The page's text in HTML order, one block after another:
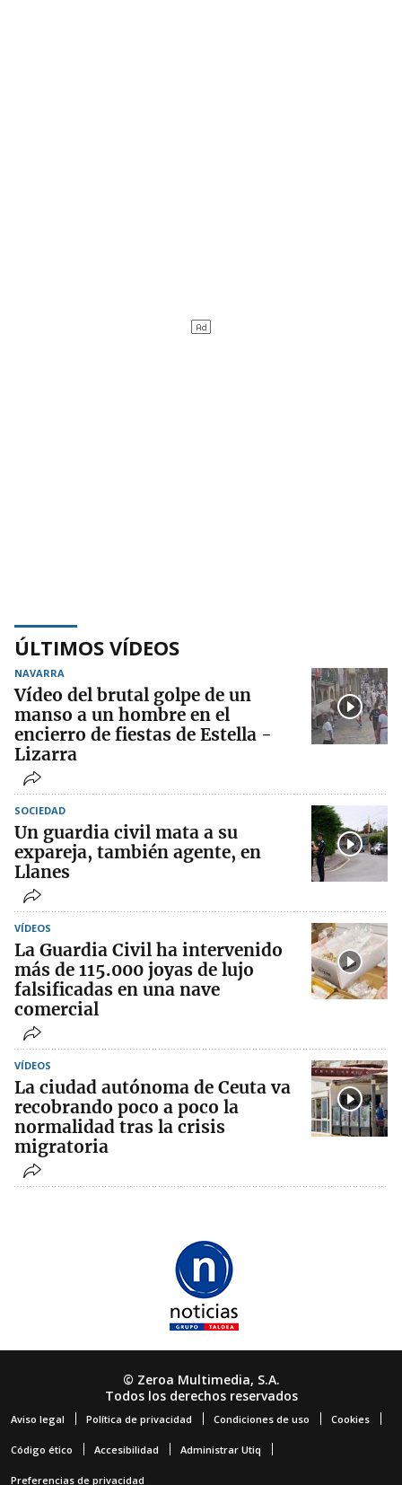
ÚLTIMOS VÍDEOS
NAVARRA
Vídeo del brutal golpe de un
manso a un hombre en el
encierro de fiestas de Estella -
Lizarra
SOCIEDAD
Un guardia civil mata a su
expareja, también agente, en
Llanes
VÍDEOS
La Guardia Civil ha intervenido
más de 115.000 joyas de lujo
falsificadas en una nave
comercial
VÍDEOS
La ciudad autónoma de Ceuta va
recobrando poco a poco la
normalidad tras la crisis
migratoria
© Zeroa Multimedia, S.A.
Todos los derechos reservados
Aviso legal Política de privacidad Condiciones de uso Cookies
Código ético Accesibilidad Administrar Utiq
Preferencias de privacidad